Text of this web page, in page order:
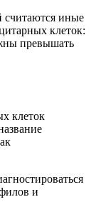
иные
клеток:
превышать
клеток
и